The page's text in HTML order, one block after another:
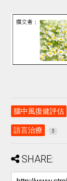
腦中風復健評估
語言治療 3
SHARE: